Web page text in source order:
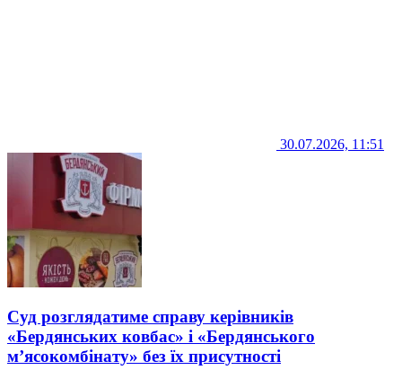
30.07.2026, 11:51
Суд розглядатиме справу керівників
«Бердянських ковбас» і «Бердянського
м’ясокомбінату» без їх присутності